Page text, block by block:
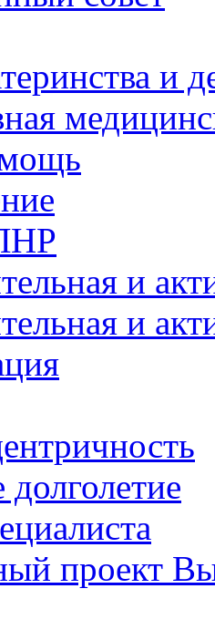
и
и
и
долголетие
проект